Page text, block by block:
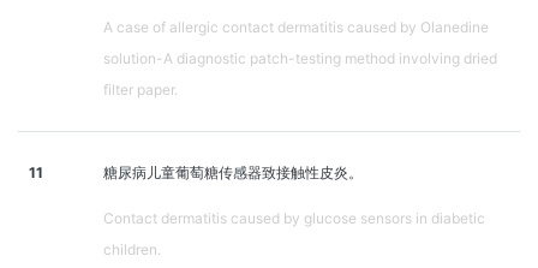
A case of allergic contact dermatitis caused by Olanedine
solution-A diagnostic patch-testing method involving dried
filter paper.
11 糖尿病儿童葡萄糖传感器致接触性皮炎。
Contact dermatitis caused by glucose sensors in diabetic
children.